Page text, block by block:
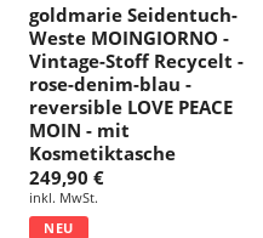
goldmarie Seidentuch-
Weste MOINGIORNO -
Vintage-Stoff Recycelt -
rose-denim-blau -
reversible LOVE PEACE
MOIN - mit
Kosmetiktasche
249,90 €
inkl. MwSt.
NEU